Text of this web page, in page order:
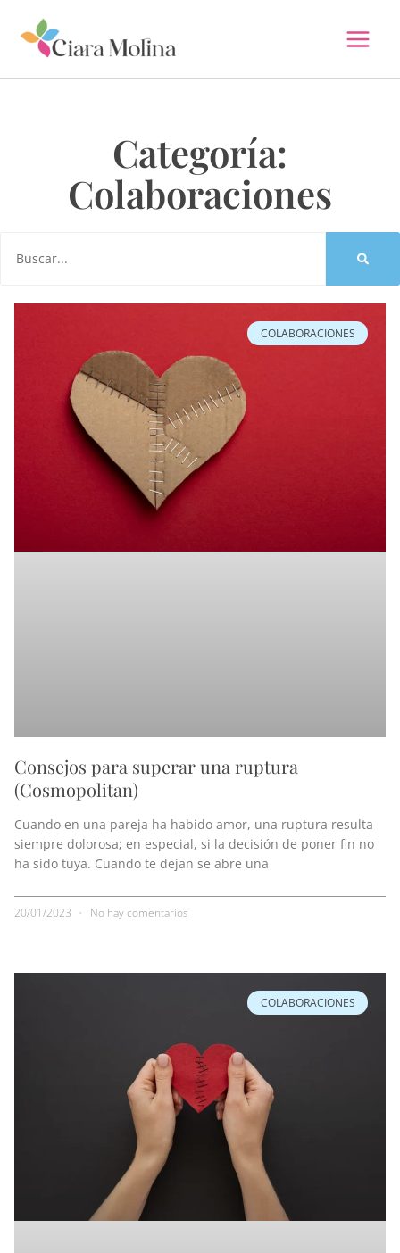
contenido
Categoría:
Colaboraciones
COLABORACIONES
Consejos para superar una ruptura
(Cosmopolitan)
Cuando en una pareja ha habido amor, una ruptura resulta
siempre dolorosa; en especial, si la decisión de poner fin no
ha sido tuya. Cuando te dejan se abre una
20/01/2023 No hay comentarios
COLABORACIONES